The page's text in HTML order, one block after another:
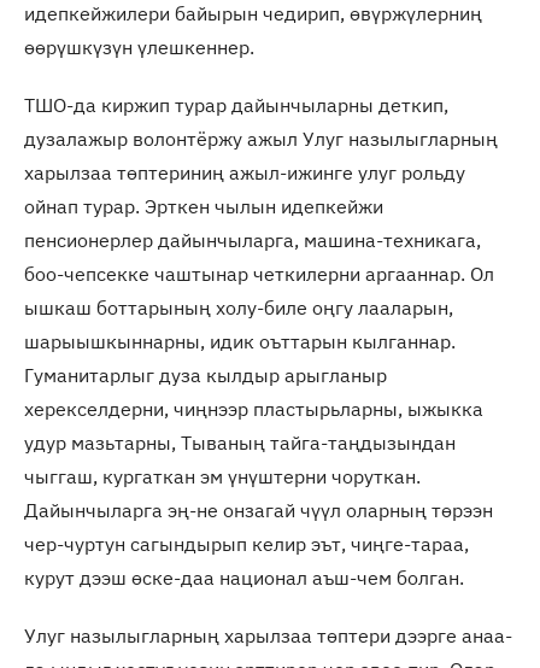
идепкейжилери байырын чедирип, өвүржүлерниң
өөрүшкүзүн үлешкеннер.
ТШО-да киржип турар дайынчыларны деткип,
дузалажыр волонтёржу ажыл Улуг назылыгларның
харылзаа төптериниң ажыл-ижинге улуг рольду
ойнап турар. Эрткен чылын идепкейжи
пенсионерлер дайынчыларга, машина-техникага,
боо-чепсекке чаштынар четкилерни аргааннар. Ол
ышкаш боттарының холу-биле оңгу лааларын,
шарыышкыннарны, идик оъттарын кылганнар.
Гуманитарлыг дуза кылдыр арыгланыр
херекселдерни, чиңнээр пластырьларны, ыжыкка
удур мазьтарны, Тываның тайга-таңдызындан
чыггаш, кургаткан эм үнүштерни чоруткан.
Дайынчыларга эң-не онзагай чүүл оларның төрээн
чер-чуртун сагындырып келир эът, чиңге-тараа,
курут дээш өске-даа национал аъш-чем болган.
Улуг назылыгларның харылзаа төптери дээрге анаа-